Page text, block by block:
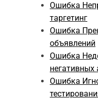
Ошибка
таргетинг
Ошибка
объявлений
Ошибка
негативных
Ошибка